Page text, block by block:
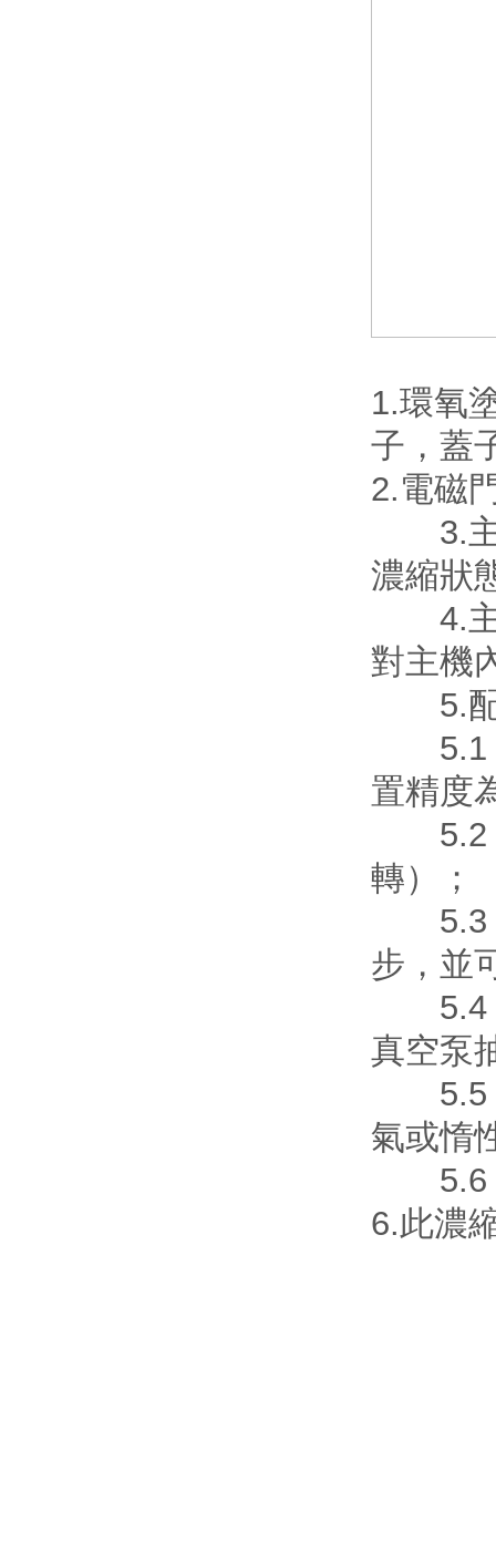
1.環氧
子，蓋
2.電磁
3.主
濃縮狀
4.主
對主機
5.配
5.1
置精度
5.2 係
轉）；
5.3 係
步，並
5.4 係
真空泵
5.5 快
氣或惰
5.6
6.此濃